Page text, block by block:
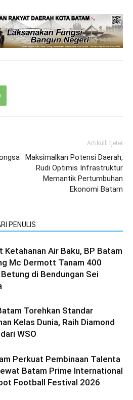
Artikulli tjetër
Maksimalkan Potensi Daerah,
Rudi Optimis Infrastruktur
Memantik Pertumbuhan
Ekonomi Batam
PENULIS
Ketahanan Air Baku, BP Batam
Mc Dermott Tanam 400
di Bendungan Sei
Torehkan Standar
Kelas Dunia, Raih Diamond
WSO
Perkuat Pembinaan Talenta
Batam Prime International
Football Festival 2026